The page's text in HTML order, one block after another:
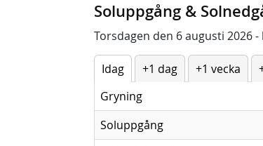
Soluppgång &
Torsdagen den 6 augusti 2026 -
Idag +1 dag +1 vecka
Gryning
Soluppgång